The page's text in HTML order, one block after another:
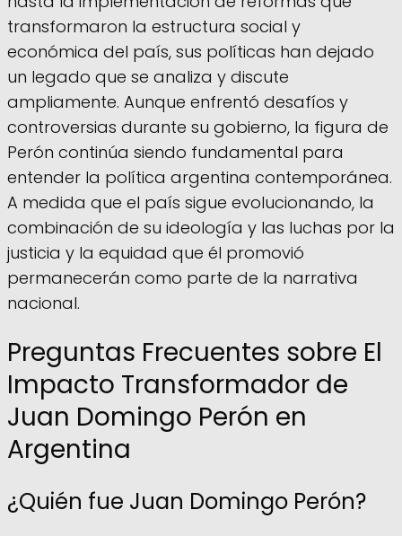
transformaron la estructura social y
económica del país, sus políticas han dejado
un legado que se analiza y discute
ampliamente. Aunque enfrentó desafíos y
controversias durante su gobierno, la figura de
Perón continúa siendo fundamental para
entender la política argentina contemporánea.
A medida que el país sigue evolucionando, la
combinación de su ideología y las luchas por la
justicia y la equidad que él promovió
permanecerán como parte de la narrativa
nacional.
Preguntas Frecuentes sobre El
Impacto Transformador de
Juan Domingo Perón en
Argentina
¿Quién fue Juan Domingo Perón?